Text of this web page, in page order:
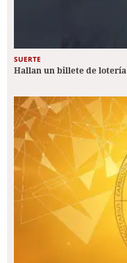
SUERTE
Hallan un billete de